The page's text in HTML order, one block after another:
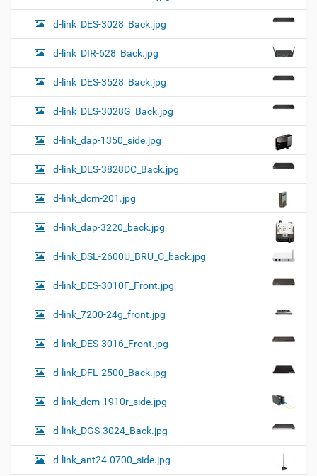
d-link_DES-3028_Back.jpg
d-link_DIR-628_Back.jpg
d-link_DES-3528_Back.jpg
d-link_DES-3028G_Back.jpg
d-link_dap-1350_side.jpg
d-link_DES-3828DC_Back.jpg
d-link_dcm-201.jpg
d-link_dap-3220_back.jpg
d-link_DSL-2600U_BRU_C_back.jpg
d-link_DES-3010F_Front.jpg
d-link_7200-24g_front.jpg
d-link_DES-3016_Front.jpg
d-link_DFL-2500_Back.jpg
d-link_dcm-1910r_side.jpg
d-link_DGS-3024_Back.jpg
d-link_ant24-0700_side.jpg